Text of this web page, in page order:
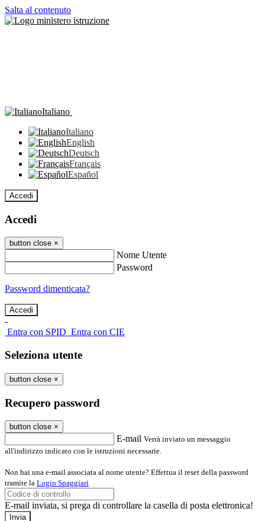
Salta al contenuto
Italiano
Italiano
English
Deutsch
Français
Español
Accedi
Accedi
button close ×
Nome Utente
Password
Password dimenticata?
-
Entra con SPID Entra con CIE
Seleziona utente
button close ×
Recupero password
button close ×
E-mail Verrà inviato un messaggio
all'indirizzo indicato con le istruzioni necessarie.
Non hai una e-mail associata al nome utente? Effettua il reset della password
tramite la Login Spaggiari
E-mail inviata, si prega di controllare la casella di posta elettronica!